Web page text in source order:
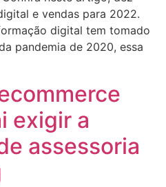
e vendas para 2022.
digital tem tomado
pandemia de 2020, essa
exigir a
assessoria